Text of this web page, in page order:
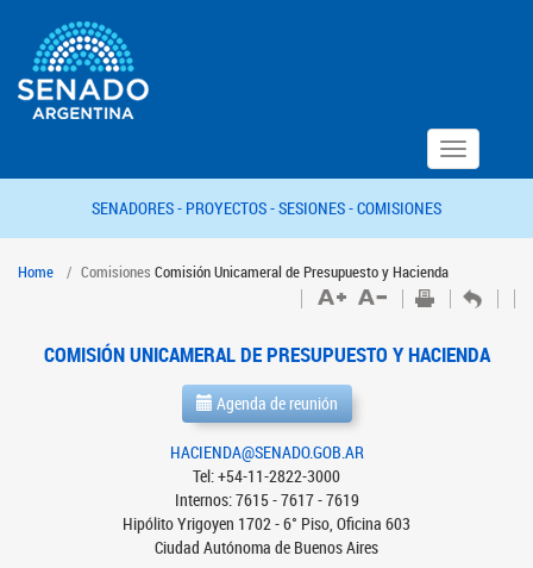
Toggle
navigation
SENADORES - PROYECTOS -SESIONES -COMISIONES
Home Comisiones Comisión Unicameral de Presupuesto y Hacienda
COMISIÓN UNICAMERAL DE PRESUPUESTO Y HACIENDA
Agenda de reunión
HACIENDA@SENADO.GOB.AR
Tel: +54-11-2822-3000
Internos: 7615 - 7617 - 7619
Hipólito Yrigoyen 1702 - 6° Piso, Oficina 603
Ciudad Autónoma de Buenos Aires